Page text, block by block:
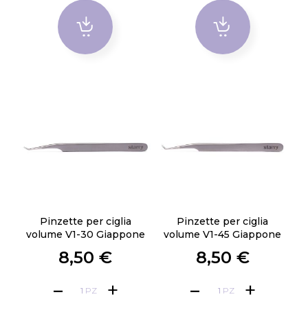
Pinzette per ciglia
volume V1-30 Giappone
8,50 €
PZ
Pinzette per ciglia
volume V1-45 Giappone
8,50 €
PZ